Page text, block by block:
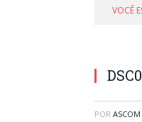
VOCÊ
POR